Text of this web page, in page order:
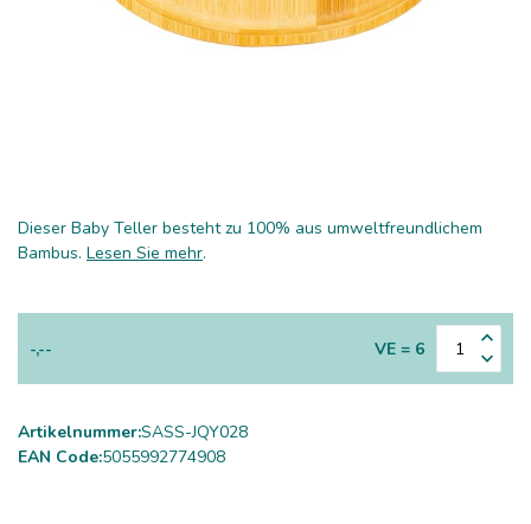
Dieser Baby Teller besteht zu 100% aus umweltfreundlichem
Bambus. Lesen Sie mehr.
-,-- VE = 6
Artikelnummer:SASS-JQY028
EAN Code:5055992774908